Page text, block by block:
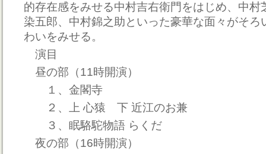
的存在感をみせる中村吉右衛門をはじめ、中村
染五郎、中村錦之助といった豪華な面々がそろ
わいをみせる。
演目
昼の部（11時開演）
１、金閣寺
２、上 心猿 下 近江のお兼
３、眠駱駝物語 らくだ
夜の部（16時開演）